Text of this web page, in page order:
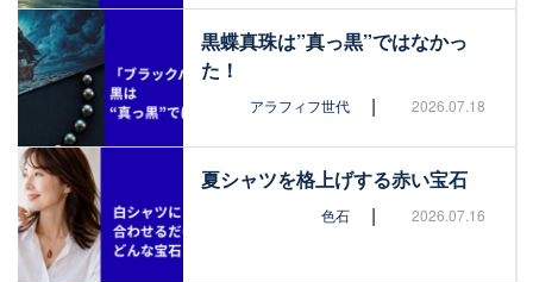
黒蝶真珠は”真っ黒”ではなかっ
た！
アラフィフ世代 | 2026.07.18
夏シャツを格上げする赤い宝石
色石 | 2026.07.16